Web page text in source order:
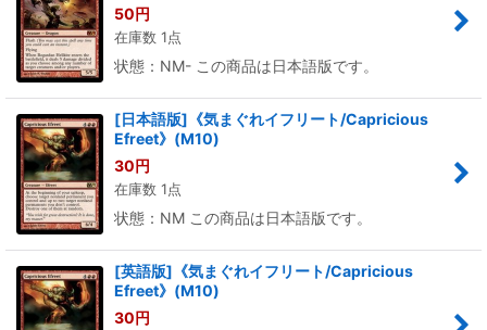
50円
在庫数 1点
状態：NM- この商品は日本語版です。
[日本語版]《気まぐれイフリート/Capricious
Efreet》(M10)
30円
在庫数 1点
状態：NM この商品は日本語版です。
[英語版]《気まぐれイフリート/Capricious
Efreet》(M10)
30円